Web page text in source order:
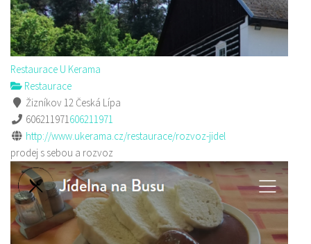
Restaurace U Kerama
Restaurace
Žizníkov 12 Česká Lípa
606211971606211971
http://www.ukerama.cz/restaurace/rozvoz-jidel
prodej s sebou a rozvoz